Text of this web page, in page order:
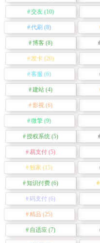
交友 (10)
代刷 (8)
博客 (8)
发卡 (20)
客服 (6)
建站 (4)
影视 (6)
微擎 (9)
授权系统 (5)
易支付 (5)
独家 (15)
知识付费 (6)
码支付 (6)
精品 (25)
自适应 (7)